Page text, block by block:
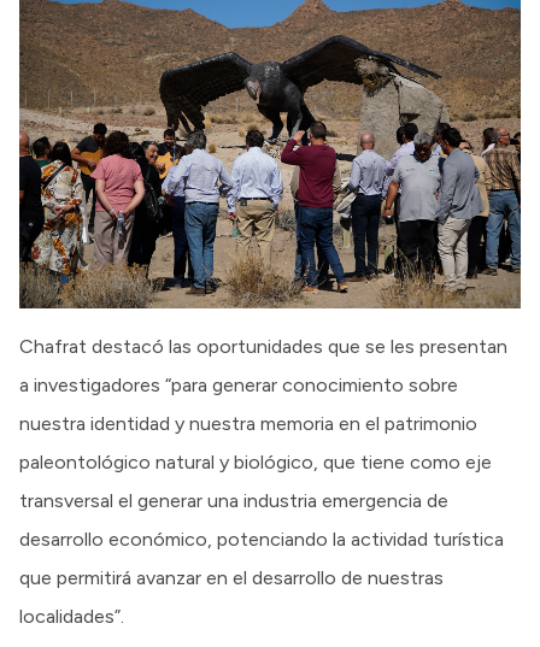
Chafrat destacó las oportunidades que se les presentan
a investigadores “para generar conocimiento sobre
nuestra identidad y nuestra memoria en el patrimonio
paleontológico natural y biológico, que tiene como eje
transversal el generar una industria emergencia de
desarrollo económico, potenciando la actividad turística
que permitirá avanzar en el desarrollo de nuestras
localidades”.